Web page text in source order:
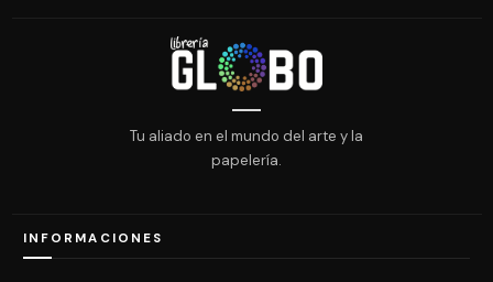
Tu aliado en el mundo del arte y la
papelería.
INFORMACIONES